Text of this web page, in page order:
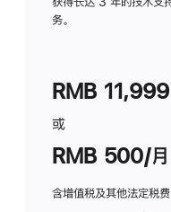
务。
RMB 11,999
或
RMB 500/
含增值税及其他法定税费